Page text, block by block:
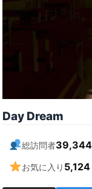
Day Dream
総訪問者39,344
お気に入り 5,124